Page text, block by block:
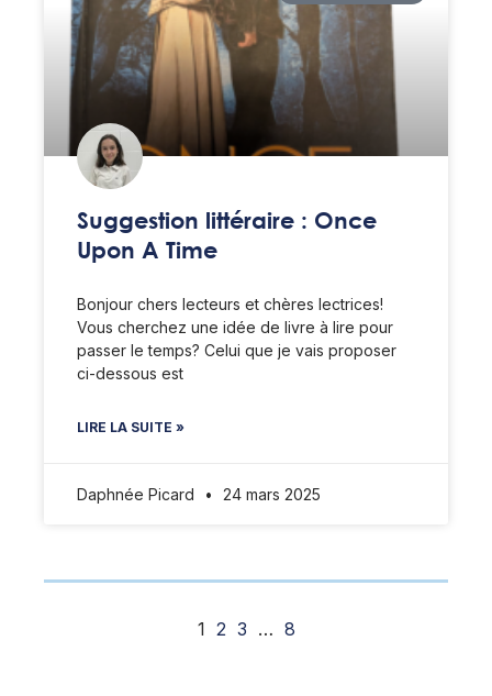
Suggestion littéraire : Once
Upon A Time
Bonjour chers lecteurs et chères lectrices!
Vous cherchez une idée de livre à lire pour
passer le temps? Celui que je vais proposer
ci-dessous est
LIRE LA SUITE »
Daphnée Picard 24 mars 2025
1 2 3 … 8